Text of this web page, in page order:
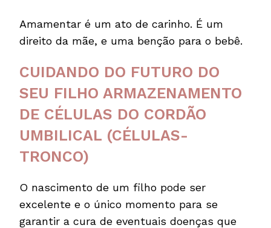
Amamentar é um ato de carinho. É um
direito da mãe, e uma benção para o bebê.
CUIDANDO DO FUTURO DO
SEU FILHO ARMAZENAMENTO
DE CÉLULAS DO CORDÃO
UMBILICAL (CÉLULAS-
TRONCO)
O nascimento de um filho pode ser
excelente e o único momento para se
garantir a cura de eventuais doenças que